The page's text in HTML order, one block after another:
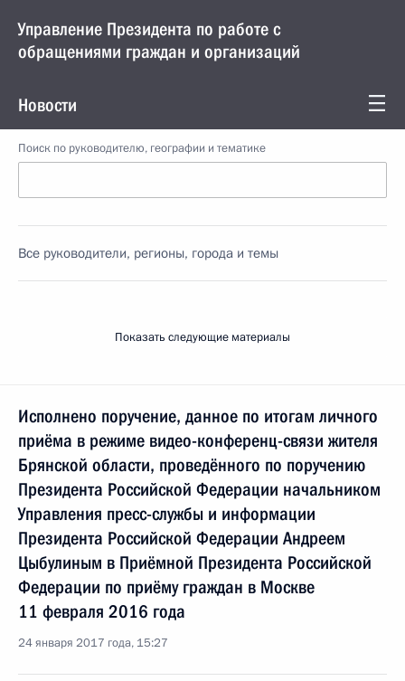
Управление Президента по работе с
обращениями граждан и организаций
Новости
Поиск по руководителю, географии и тематике
Все руководители, регионы, города и темы
Показать следующие материалы
Исполнено поручение, данное по итогам личного
приёма в режиме видео-конференц-связи жителя
Брянской области, проведённого по поручению
Президента Российской Федерации начальником
Управления пресс-службы и информации
Президента Российской Федерации Андреем
Цыбулиным в Приёмной Президента Российской
Федерации по приёму граждан в Москве
11 февраля 2016 года
24 января 2017 года, 15:27